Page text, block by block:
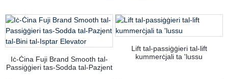
Iċ-Ċina Fuji Brand Smooth tal-
Passiġġieri tas-Sodda tal-Pazjent
Lift tal-passiġġieri tal-lift
kummerċjali ta 'lussu